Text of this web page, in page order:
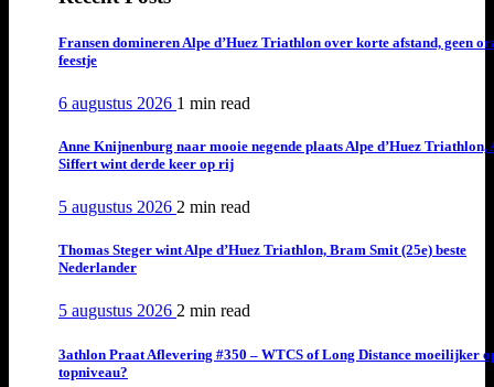
Fransen domineren Alpe d’Huez Triathlon over korte afstand, geen
feestje
6 augustus 2026 1 min read
Anne Knijnenburg naar mooie negende plaats Alpe d’Huez Triathlon,
Siffert wint derde keer op rij
5 augustus 2026 2 min read
Thomas Steger wint Alpe d’Huez Triathlon, Bram Smit (25e) beste
Nederlander
5 augustus 2026 2 min read
3athlon Praat Aflevering #350 – WTCS of Long Distance moeilijker
topniveau?